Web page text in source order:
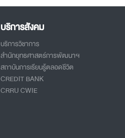
บริการสังคม
บริการวิชาการ
สำนักยุทธศาสตร์การพัฒนาฯ
สถาบันการเรียนรู้ตลอดชีวิต
CREDIT BANK
CRRU CWIE